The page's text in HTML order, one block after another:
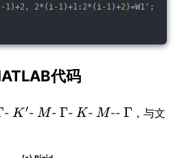
-1 )+2 , 2*( i -1 )+1 : 2*( i -1 )+2 )=W1';
代码
- - - - - --
，与文